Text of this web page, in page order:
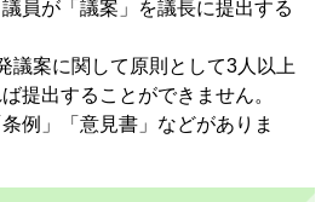
員が「議案」を議長に提出する
議案に関して原則として3人以上
提出することができません。
例」「意見書」などがありま